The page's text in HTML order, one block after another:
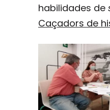
habilidades de
Caçadors de